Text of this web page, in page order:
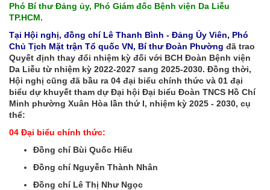
Phó Bí thư Đảng ủy, Phó Giám đốc Bệnh viện Da Liễu
TP.HCM.
Tại Hội nghị, đồng chí Lê Thanh Bình - Đảng Ủy Viên, Phó
Chủ Tịch Mặt trận Tổ quốc VN, Bí thư Đoàn Phường đã trao
Quyết định thay đổi nhiệm kỳ đối với BCH Đoàn Bệnh viện
Da Liễu từ nhiệm kỳ 2022-2027 sang 2025-2030. Đồng thời,
Hội nghị cũng đã bầu ra 04 đại biểu chính thức và 01 đại
biểu dự khuyết tham dự Đại hội Đại biểu Đoàn TNCS Hồ Chí
Minh phường Xuân Hòa lần thứ I, nhiệm kỳ 2025 - 2030, cụ
thể:
04 Đại biểu chính thức:
Đồng chí Bùi Quốc Hiếu
Đồng chí Nguyễn Thành Nhân
Đồng chí Lê Thị Như Ngọc